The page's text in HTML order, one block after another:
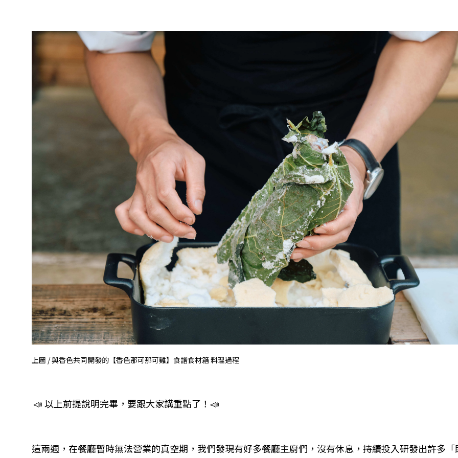
上圖 / 與香色共同開發的【香色那可那可雞】食譜食材箱 料理過程
📣以上前提說明完畢，要跟大家講重點了！📣
這兩週，在餐廳暫時無法營業的真空期，我們發現有好多餐廳主廚們，沒有休息，持續投入研發出許多